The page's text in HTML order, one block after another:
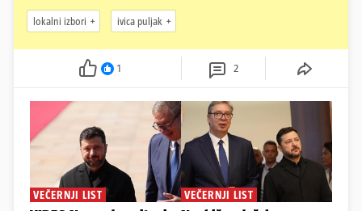
lokalni izbori ivica puljak
1 2